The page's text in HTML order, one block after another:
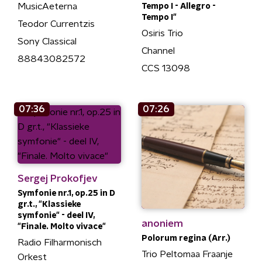
MusicAeterna
Teodor Currentzis
Sony Classical
88843082572
Tempo I - Allegro -
Tempo I"
Osiris Trio
Channel
CCS 13098
07:36
Sergej Prokofjev
Symfonie nr.1, op.25 in D
gr.t., "Klassieke
symfonie" - deel IV,
"Finale. Molto vivace"
Radio Filharmonisch
Orkest
07:26
anoniem
Polorum regina (Arr.)
Trio Peltomaa Fraanje